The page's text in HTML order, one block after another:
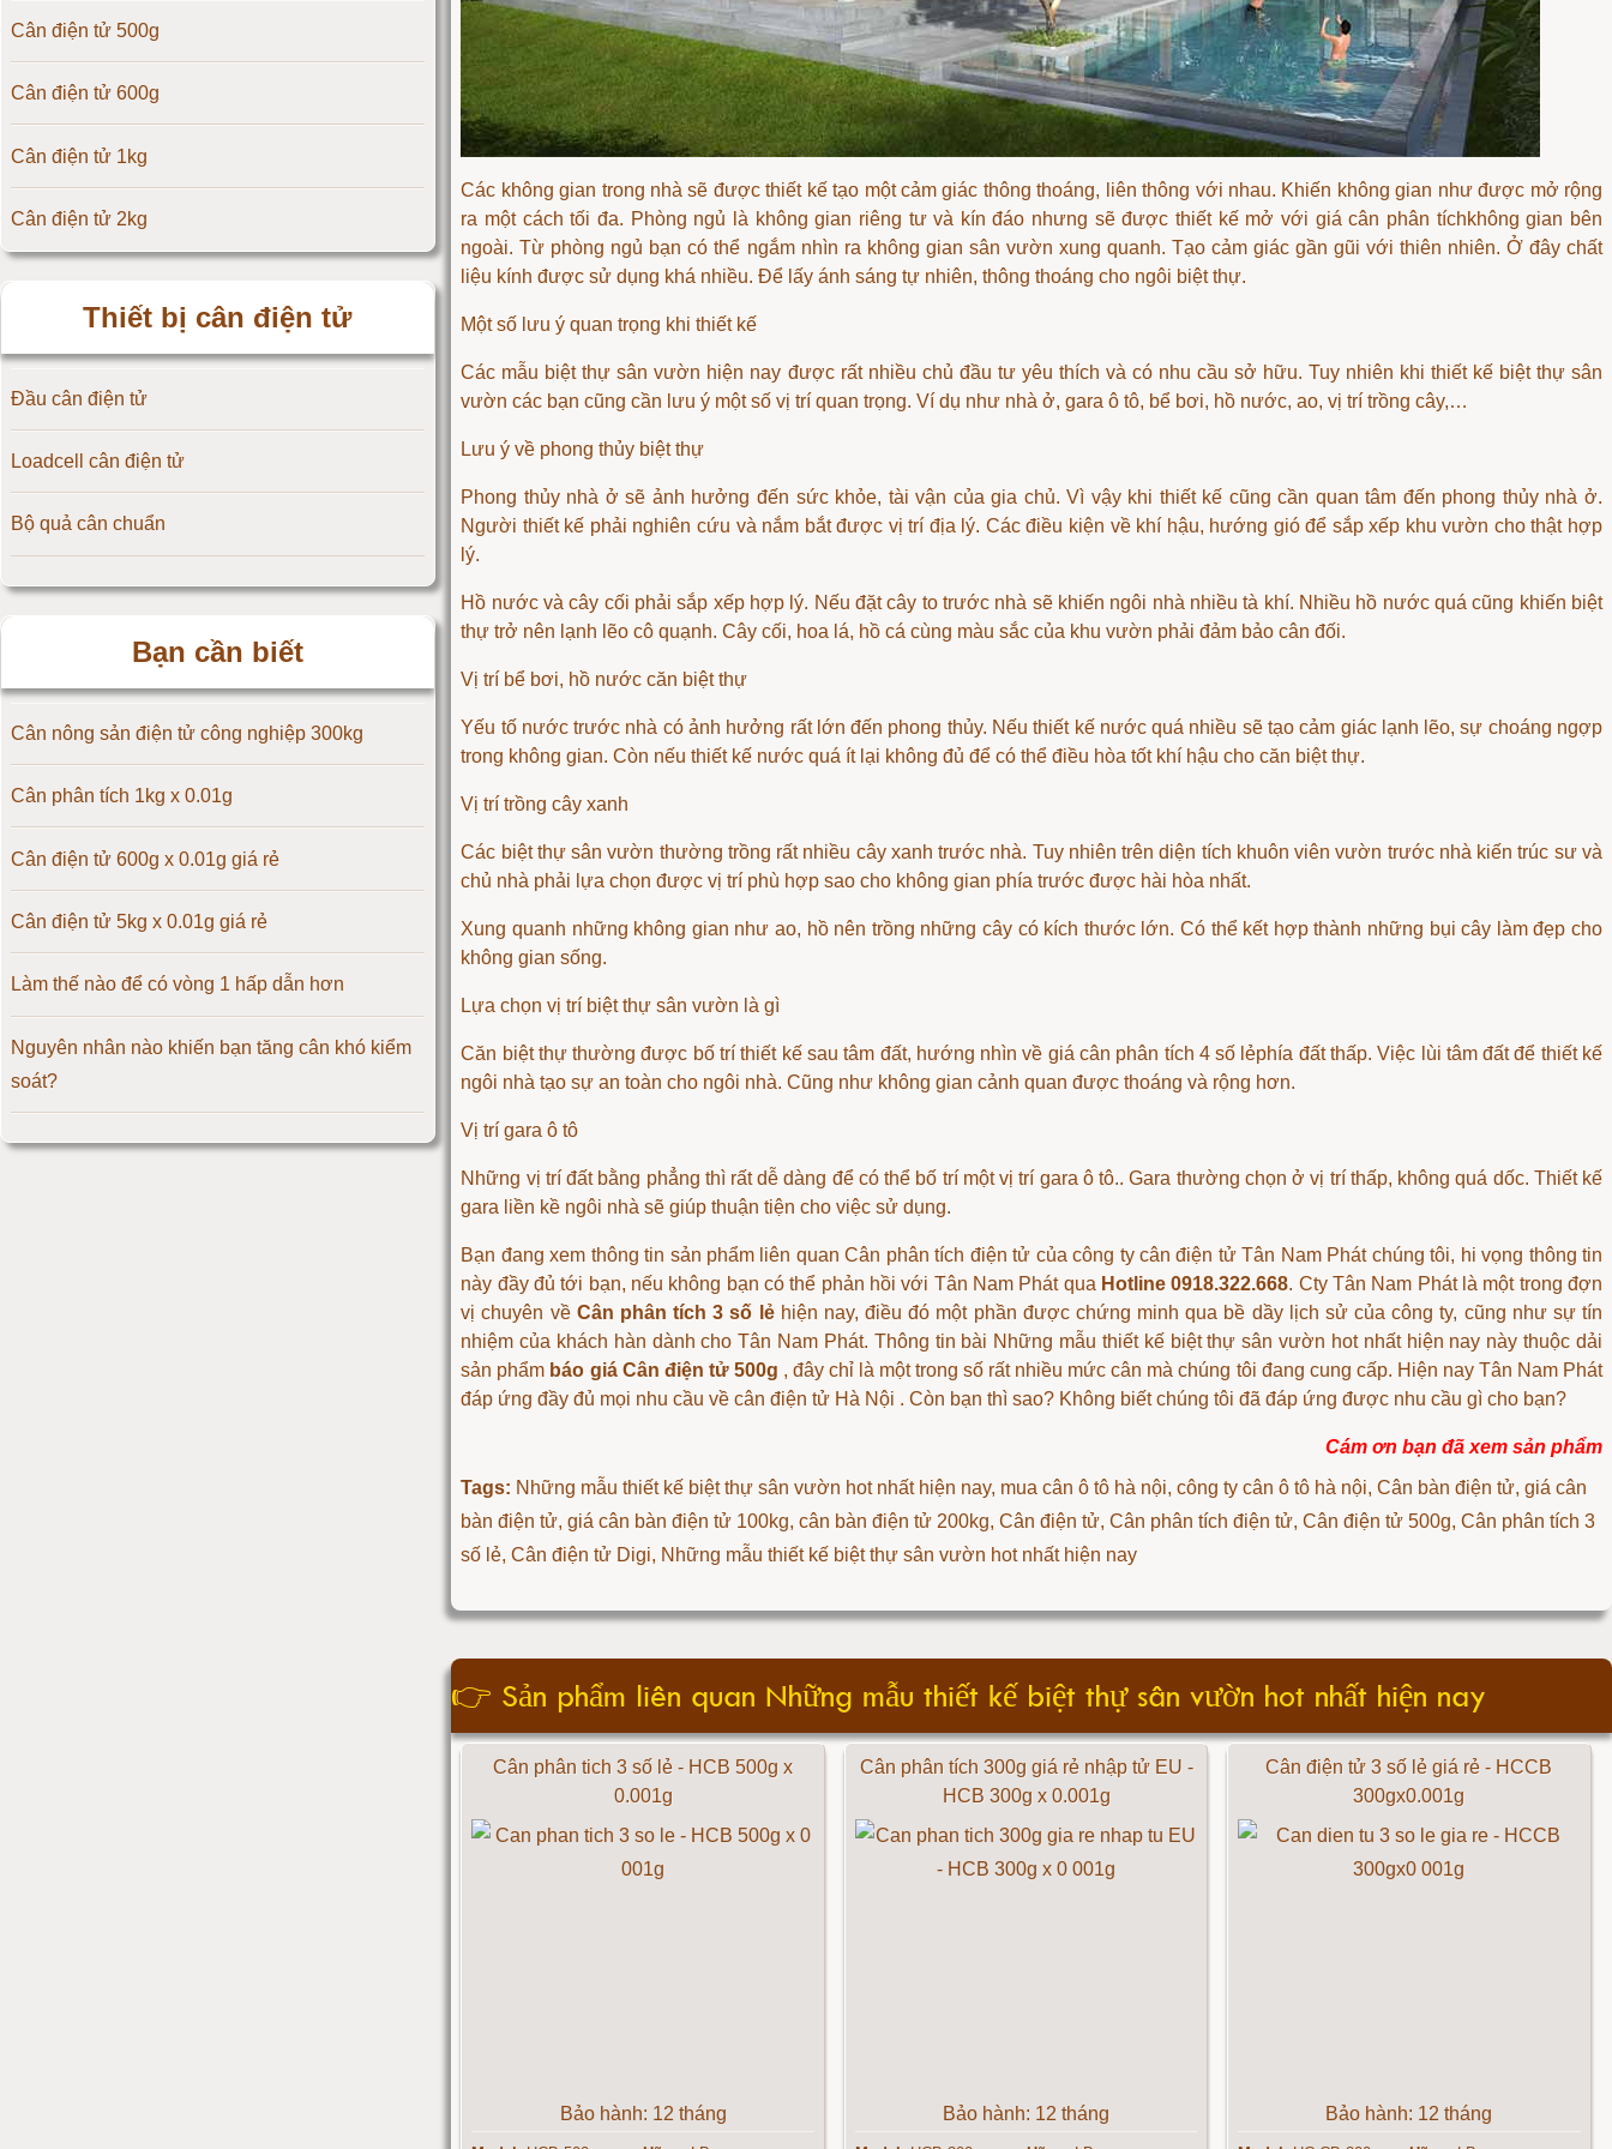
Các không gian trong nhà sẽ được thiết kế tạo một cảm giác thông thoáng, liên thông với nhau. Khiến không gian như được mở rộng
ra một cách tối đa. Phòng ngủ là không gian riêng tư và kín đáo nhưng sẽ được thiết kế mở với giá cân phân tíchkhông gian bên
ngoài. Từ phòng ngủ bạn có thể ngắm nhìn ra không gian sân vườn xung quanh. Tạo cảm giác gần gũi với thiên nhiên. Ở đây chất
liệu kính được sử dụng khá nhiều. Để lấy ánh sáng tự nhiên, thông thoáng cho ngôi biệt thự.
Một số lưu ý quan trọng khi thiết kế
Các mẫu biệt thự sân vườn hiện nay được rất nhiều chủ đầu tư yêu thích và có nhu cầu sở hữu. Tuy nhiên khi thiết kế biệt thự sân
vườn các bạn cũng cần lưu ý một số vị trí quan trọng. Ví dụ như nhà ở, gara ô tô, bể bơi, hồ nước, ao, vị trí trồng cây,…
Lưu ý về phong thủy biệt thự
Phong thủy nhà ở sẽ ảnh hưởng đến sức khỏe, tài vận của gia chủ. Vì vậy khi thiết kế cũng cần quan tâm đến phong thủy nhà ở.
Người thiết kế phải nghiên cứu và nắm bắt được vị trí địa lý. Các điều kiện về khí hậu, hướng gió để sắp xếp khu vườn cho thật hợp
lý.
Hồ nước và cây cối phải sắp xếp hợp lý. Nếu đặt cây to trước nhà sẽ khiến ngôi nhà nhiều tà khí. Nhiều hồ nước quá cũng khiến biệt
thự trở nên lạnh lẽo cô quạnh. Cây cối, hoa lá, hồ cá cùng màu sắc của khu vườn phải đảm bảo cân đối.
Vị trí bể bơi, hồ nước căn biệt thự
Yếu tố nước trước nhà có ảnh hưởng rất lớn đến phong thủy. Nếu thiết kế nước quá nhiều sẽ tạo cảm giác lạnh lẽo, sự choáng ngợp
trong không gian. Còn nếu thiết kế nước quá ít lại không đủ để có thể điều hòa tốt khí hậu cho căn biệt thự.
Vị trí trồng cây xanh
Các biệt thự sân vườn thường trồng rất nhiều cây xanh trước nhà. Tuy nhiên trên diện tích khuôn viên vườn trước nhà kiến trúc sư và
chủ nhà phải lựa chọn được vị trí phù hợp sao cho không gian phía trước được hài hòa nhất.
Xung quanh những không gian như ao, hồ nên trồng những cây có kích thước lớn. Có thể kết hợp thành những bụi cây làm đẹp cho
không gian sống.
Lựa chọn vị trí biệt thự sân vườn là gì
Căn biệt thự thường được bố trí thiết kế sau tâm đất, hướng nhìn về giá cân phân tích 4 số lẻphía đất thấp. Việc lùi tâm đất để thiết kế
ngôi nhà tạo sự an toàn cho ngôi nhà. Cũng như không gian cảnh quan được thoáng và rộng hơn.
Vị trí gara ô tô
Những vị trí đất bằng phẳng thì rất dễ dàng để có thể bố trí một vị trí gara ô tô.. Gara thường chọn ở vị trí thấp, không quá dốc. Thiết kế
gara liền kề ngôi nhà sẽ giúp thuận tiện cho việc sử dụng.
Bạn đang xem thông tin sản phẩm liên quanCân phân tích điện tử của công ty cân điện tử Tân Nam Phát chúng tôi, hi vọng thông tin
này đầy đủ tới bạn, nếu không bạn có thể phản hồi với Tân Nam Phát qua Hotline 0918.322.668. Cty Tân Nam Phát là một trong đợn
vị chuyên về Cân phân tích 3 số lẻhiện nay, điều đó một phần được chứng minh qua bề dầy lịch sử của công ty, cũng như sự tín
nhiệm của khách hàn dành cho Tân Nam Phát. Thông tin bài Những mẫu thiết kế biệt thự sân vườn hot nhất hiện nay này thuộc dải
sản phẩm báo giá Cân điện tử 500g , đây chỉ là một trong số rất nhiều mức cân mà chúng tôi đang cung cấp. Hiện nay Tân Nam Phát
đáp ứng đầy đủ mọi nhu cầu vềcân điện tử Hà Nội . Còn bạn thì sao? Không biết chúng tôi đã đáp ứng được nhu cầu gì cho bạn?
Cám ơn bạn đã xem sản phẩm
Tags: Những mẫu thiết kế biệt thự sân vườn hot nhất hiện nay, mua cân ô tô hà nội, công ty cân ô tô hà nội, Cân bàn điện tử, giá cân
bàn điện tử, giá cân bàn điện tử 100kg, cân bàn điện tử 200kg, Cân điện tử, Cân phân tích điện tử, Cân điện tử 500g, Cân phân tích 3
số lẻ, Cân điện tử Digi, Những mẫu thiết kế biệt thự sân vườn hot nhất hiện nay
👉 Sản phẩm liên quan Những mẫu thiết kế biệt thự sân vườn hot nhất hiện nay
Cân phân tich 3 số lẻ - HCB 500g x
0.001g
Bảo hành: 12 tháng
Cân phân tích 300g giá rẻ nhập tử EU -
HCB 300g x 0.001g
Bảo hành: 12 tháng
Cân điện tử 3 số lẻ giá rẻ - HCCB
300gx0.001g
Bảo hành: 12 tháng
Cân điện tử CAS Hàn Quốc
Cân điện tử Yaohua
Cân điện tử Amcells
Đầu cân điện tử Flintec
Cân điện tử 500g
Cân điện tử 600g
Cân điện tử 1kg
Cân điện tử 2kg
Cân điện tử 10kg
Cân điện tử 15kg
Cân điện tử 20kg
Cân điện tử 25kg
Cân điện tử 30kg
Cân điện tử 50kg
Cân điện tử 60kg
Cân điện tử 100kg
Cân điện tử 150kg
Cân điện tử 200kg
Cân điện tử 300kg
Thiết bị cân điện tử
Đầu cân điện tử
Loadcell cân điện tử
Bộ quả cân chuẩn
Bạn cần biết
Cân nông sản điện tử công nghiệp 300kg
Cân phân tích 1kg x 0.01g
Cân điện tử 600g x 0.01g giá rẻ
Cân điện tử 5kg x 0.01g giá rẻ
Làm thế nào để có vòng 1 hấp dẫn hơn
Nguyên nhân nào khiến bạn tăng cân khó kiểm
soát?
Bạn sẽ xử lý như thế nào khi bị rụng tóc